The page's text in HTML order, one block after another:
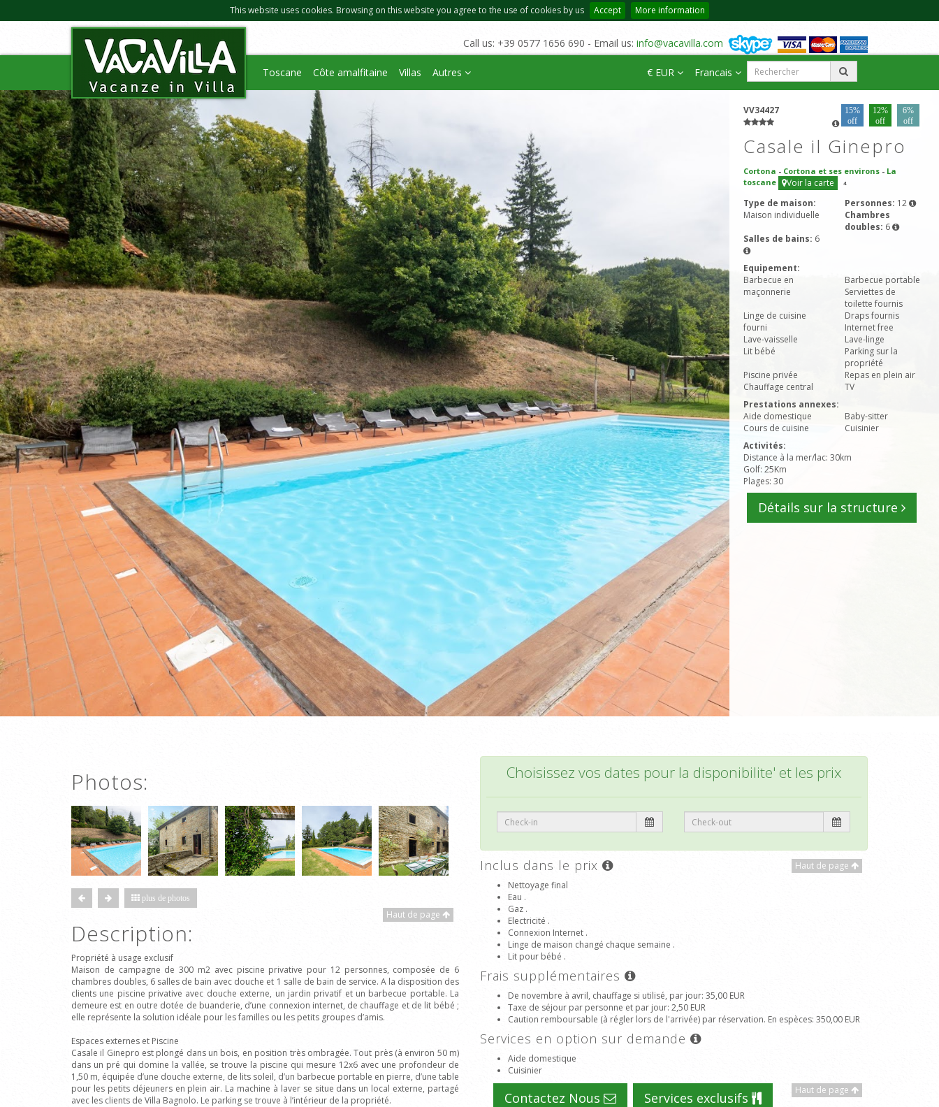
This website uses cookies. Browsing on this website you agree to the use of cookies by us Accept More information
Call us: +39 0577 1656 690 - Email us: info@vacavilla.com
Toscane Côte amalfitaine Villas Autres € EUR Francais
VV34427
15%
off
12%
off
6%
off
Casale il Ginepro
Cortona - Cortona et ses environs - La
toscane
Voir la carte 4
Type de maison:
Maison individuelle
Personnes: 12
Chambres
doubles: 6
Salles de bains: 6
Equipement:
Barbecue en
maçonnerie
Barbecue portable
Serviettes de
toilette fournis
Linge de cuisine
fourni
Draps fournis
Internet free
Lave-vaisselle
Lave-linge
Lit bébé
Parking sur la
propriété
Piscine privée
Repas en plein air
Chauffage central
TV
Prestations annexes:
Aide domestique
Baby-sitter
Cours de cuisine
Cuisinier
Activités:
Distance à la mer/lac: 30km
Golf: 25Km
Plages: 30
Détails sur la structure
Photos:
plus de photos
Haut de page
Description:
Propriété à usage exclusif
Maison de campagne de 300 m2 avec piscine privative pour 12 personnes, composée de 6
chambres doubles, 6 salles de bain avec douche et 1 salle de bain de service. A la disposition des
clients une piscine privative avec douche externe, un jardin privatif et un barbecue portable. La
demeure est en outre dotée de buanderie, d’une connexion internet, de chauffage et de lit bébé ;
elle représente la solution idéale pour les familles ou les petits groupes d’amis.
Espaces externes et Piscine
Casale il Ginepro est plongé dans un bois, en position très ombragée. Tout près (à environ 50 m)
dans un pré qui domine la vallée, se trouve la piscine qui mesure 12x6 avec une profondeur de
1,50 m, équipée d’une douche externe, de lits soleil, d’un barbecue portable en pierre, d’une table
pour les petits déjeuners en plein air. La machine à laver se situe dans un local externe, partagé
avec les clients de Villa Bagnolo. Le parking se trouve à l’intérieur de la propriété.
Choisissez vos dates pour la disponibilite' et les prix
Haut de page
Inclus dans le prix
Nettoyage final
Eau .
Gaz .
Electricité .
Connexion Internet .
Linge de maison changé chaque semaine .
Lit pour bébé .
Frais supplémentaires
De novembre à avril, chauffage si utilisé, par jour: 35,00 EUR
Taxe de séjour par personne et par jour: 2,50 EUR
Caution remboursable (à régler lors de l'arrivée) par réservation. En espèces: 350,00 EUR
Services en option sur demande
Aide domestique
Cuisinier
Haut de page
Contactez Nous Services exclusifs